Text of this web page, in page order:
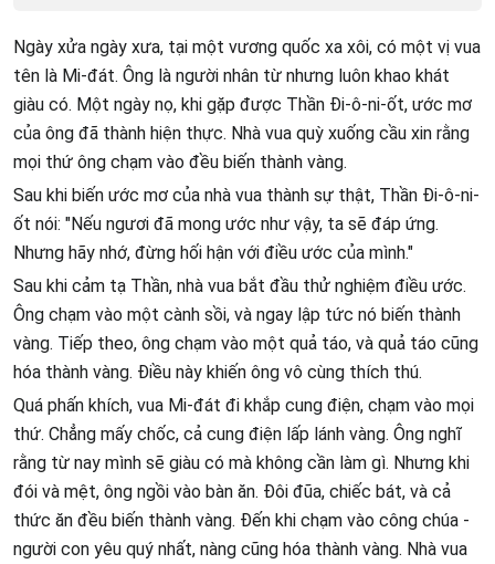
Ngày xửa ngày xưa, tại một vương quốc xa xôi, có một vị vua
tên là Mi-đát. Ông là người nhân từ nhưng luôn khao khát
giàu có. Một ngày nọ, khi gặp được Thần Đi-ô-ni-ốt, ước mơ
của ông đã thành hiện thực. Nhà vua quỳ xuống cầu xin rằng
mọi thứ ông chạm vào đều biến thành vàng.
Sau khi biến ước mơ của nhà vua thành sự thật, Thần Đi-ô-ni-
ốt nói: "Nếu ngươi đã mong ước như vậy, ta sẽ đáp ứng.
Nhưng hãy nhớ, đừng hối hận với điều ước của mình."
Sau khi cảm tạ Thần, nhà vua bắt đầu thử nghiệm điều ước.
Ông chạm vào một cành sồi, và ngay lập tức nó biến thành
vàng. Tiếp theo, ông chạm vào một quả táo, và quả táo cũng
hóa thành vàng. Điều này khiến ông vô cùng thích thú.
Quá phấn khích, vua Mi-đát đi khắp cung điện, chạm vào mọi
thứ. Chẳng mấy chốc, cả cung điện lấp lánh vàng. Ông nghĩ
rằng từ nay mình sẽ giàu có mà không cần làm gì. Nhưng khi
đói và mệt, ông ngồi vào bàn ăn. Đôi đũa, chiếc bát, và cả
thức ăn đều biến thành vàng. Đến khi chạm vào công chúa -
người con yêu quý nhất, nàng cũng hóa thành vàng. Nhà vua